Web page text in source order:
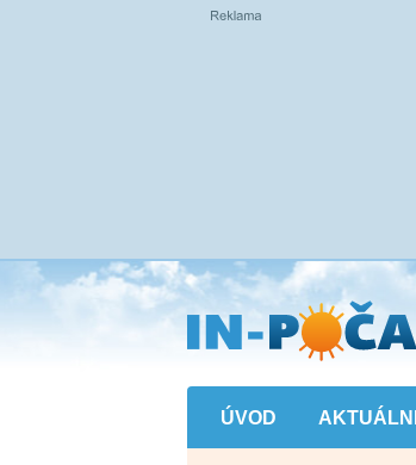
Přejít
na
hlavní
obsah
ÚVOD